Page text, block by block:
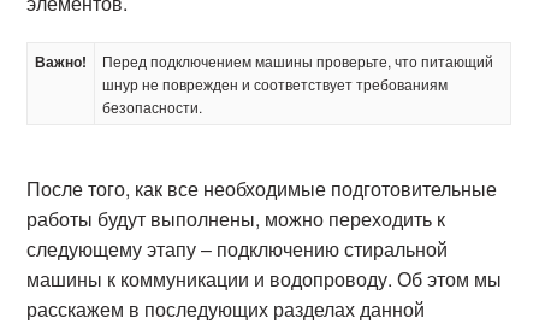
Важно!
Перед подключением машины проверьте, что питающий
шнур не поврежден и соответствует требованиям
безопасности.
После того, как все необходимые подготовительные
работы будут выполнены, можно переходить к
следующему этапу – подключению стиральной
машины к коммуникации и водопроводу. Об этом мы
расскажем в последующих разделах данной